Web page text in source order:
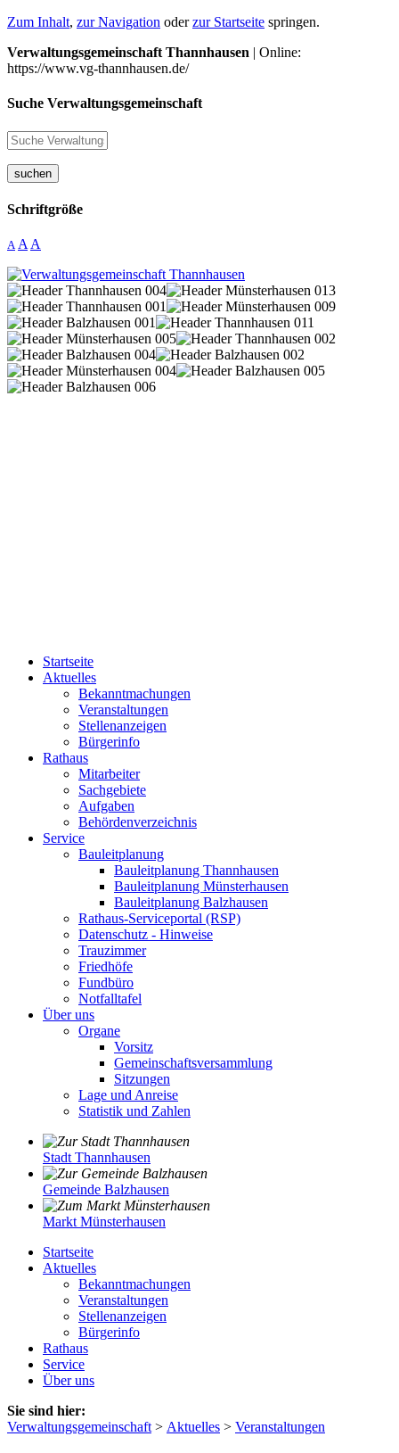
Zum Inhalt, zur Navigation oderzur Startseite springen.
Verwaltungsgemeinschaft Thannhausen | Online:
https://www.vg-thannhausen.de/
Suche Verwaltungsgemeinschaft
suchen
Schriftgröße
A A A
Startseite
Aktuelles
Bekanntmachungen
Veranstaltungen
Stellenanzeigen
Bürgerinfo
Rathaus
Mitarbeiter
Sachgebiete
Aufgaben
Behördenverzeichnis
Service
Bauleitplanung
Bauleitplanung Thannhausen
Bauleitplanung Münsterhausen
Bauleitplanung Balzhausen
Rathaus-Serviceportal (RSP)
Datenschutz - Hinweise
Trauzimmer
Friedhöfe
Fundbüro
Notfalltafel
Über uns
Organe
Vorsitz
Gemeinschaftsversammlung
Sitzungen
Lage und Anreise
Statistik und Zahlen
Stadt Thannhausen
Gemeinde Balzhausen
Markt Münsterhausen
Startseite
Aktuelles
Bekanntmachungen
Veranstaltungen
Stellenanzeigen
Bürgerinfo
Rathaus
Service
Über uns
Sie sind hier:
Verwaltungsgemeinschaft > Aktuelles > Veranstaltungen